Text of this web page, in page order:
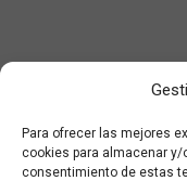
Para ofrecer las mejores
cookies para almacenar y/
consentimiento de estas
Más